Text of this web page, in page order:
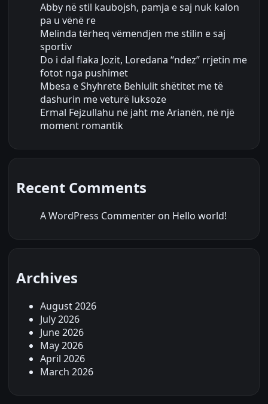
Abby në stil kaubojsh, pamja e saj nuk kalon
pa u vënë re
Melinda tërheq vëmendjen me stilin e saj
sportiv
Do i dal flaka Jozit, Loredana “ndez” rrjetin me
fotot nga pushimet
Mbesa e Shyhrete Behlulit shëtitet me të
dashurin me veturë luksoze
Ermal Fejzullahu në jaht me Arianën, në një
moment romantik
Recent Comments
A WordPress Commenter on Hello world!
Archives
August 2026
July 2026
June 2026
May 2026
April 2026
March 2026